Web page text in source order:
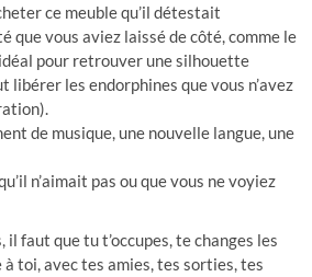
ce meuble qu’il détestait
que vous aviez laissé de côté, comme le
pour retrouver une silhouette
libérer les endorphines que vous n’avez
de musique, une nouvelle langue, une
n’aimait pas ou que vous ne voyiez
il faut que tu t’occupes, te changes les
toi, avec tes amies, tes sorties, tes